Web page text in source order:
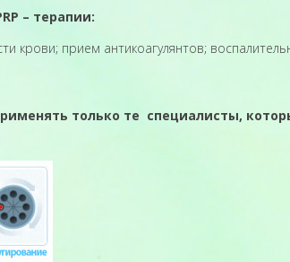
– терапии:
крови; прием антикоагулянтов;
только те специалисты,